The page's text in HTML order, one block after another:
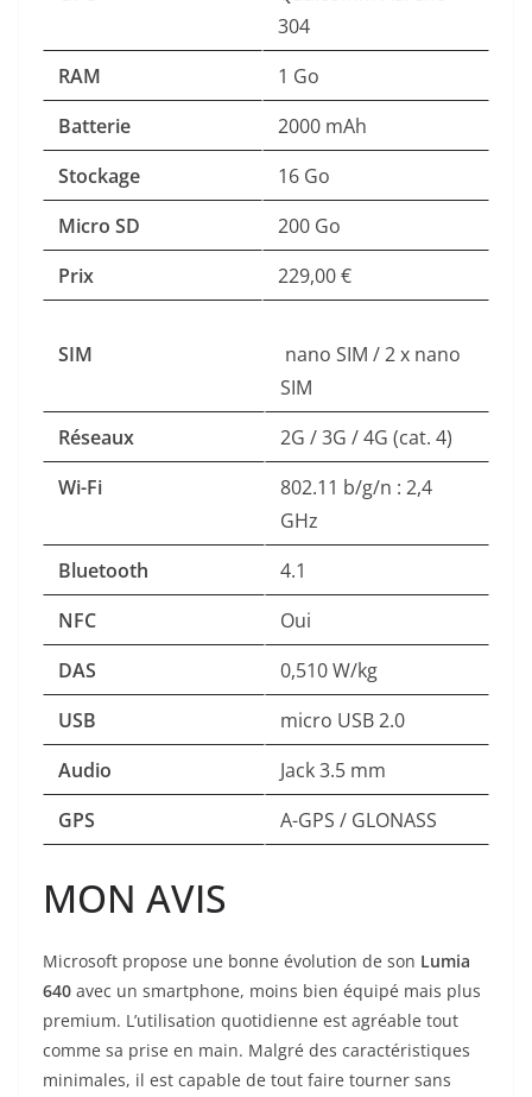
304
RAM
1 Go
Batterie
2000 mAh
Stockage
16 Go
Micro SD
200 Go
Prix
229,00 €
SIM
nano SIM / 2 x nano
SIM
Réseaux
2G / 3G / 4G (cat. 4)
Wi-Fi
802.11 b/g/n : 2,4
GHz
Bluetooth
4.1
NFC
Oui
DAS
0,510 W/kg
USB
micro USB 2.0
Audio
Jack 3.5 mm
GPS
A-GPS / GLONASS
MON AVIS
Microsoft propose une bonne évolution de son Lumia
640 avec un smartphone, moins bien équipé mais plus
premium. L’utilisation quotidienne est agréable tout
comme sa prise en main. Malgré des caractéristiques
minimales, il est capable de tout faire tourner sans